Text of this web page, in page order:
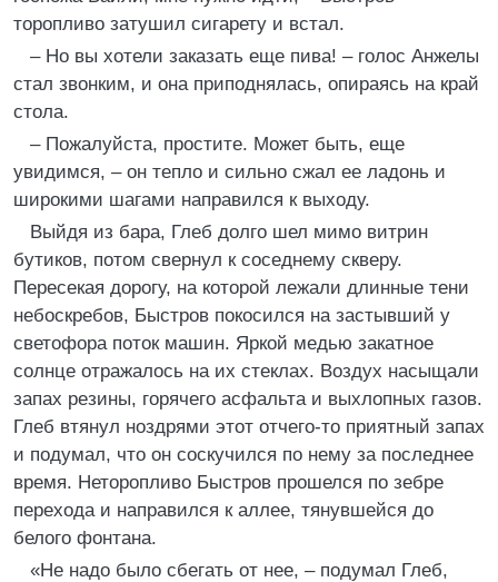
торопливо затушил сигарету и встал.
– Но вы хотели заказать еще пива! – голос Анжелы
стал звонким, и она приподнялась, опираясь на край
стола.
– Пожалуйста, простите. Может быть, еще
увидимся, – он тепло и сильно сжал ее ладонь и
широкими шагами направился к выходу.
Выйдя из бара, Глеб долго шел мимо витрин
бутиков, потом свернул к соседнему скверу.
Пересекая дорогу, на которой лежали длинные тени
небоскребов, Быстров покосился на застывший у
светофора поток машин. Яркой медью закатное
солнце отражалось на их стеклах. Воздух насыщали
запах резины, горячего асфальта и выхлопных газов.
Глеб втянул ноздрями этот отчего-то приятный запах
и подумал, что он соскучился по нему за последнее
время. Неторопливо Быстров прошелся по зебре
перехода и направился к аллее, тянувшейся до
белого фонтана.
«Не надо было сбегать от нее, – подумал Глеб,